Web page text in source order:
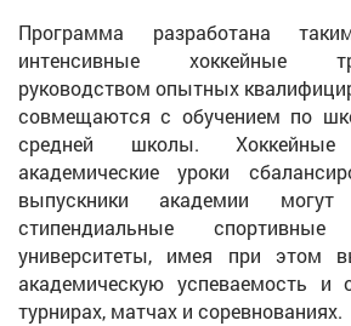
Программа разработана
интенсивные хоккейные
руководством опытных
совмещаются с обучением по
средней школы.
академические уроки
выпускники академии
стипендиальные
университеты, имея при этом
академическую успеваемость и
турнирах, матчах и соревнованиях.